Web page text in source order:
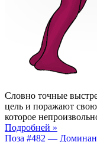
Словно точные
цель и поражают
которое
Подробней »
Поза #482 —